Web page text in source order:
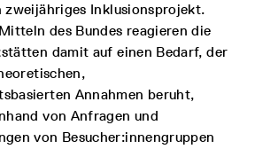
zweijähriges Inklusionsprojekt.
des Bundes reagieren die
damit auf einen Bedarf, der
Annahmen beruht,
von Anfragen und
von Besucher:innengruppen